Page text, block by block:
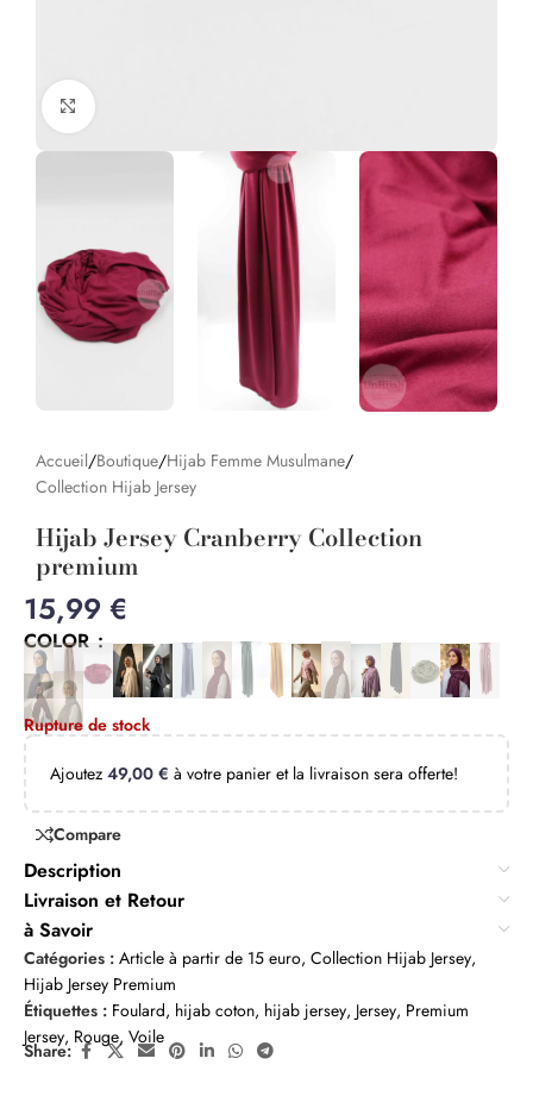
Click to enlarge
Accueil/Boutique/Hijab Femme Musulmane/
Collection Hijab Jersey
Hijab Jersey Cranberry Collection
premium
15,99 €
COLOR
Rupture de stock
Ajoutez 49,00 € à votre panier et la livraison sera offerte!
Compare
Description
Livraison et Retour
à Savoir
Catégories : Article à partir de 15 euro, Collection Hijab Jersey,
Hijab Jersey Premium
Étiquettes : Foulard, hijab coton, hijab jersey, Jersey, Premium
Jersey, Rouge, Voile
Share: